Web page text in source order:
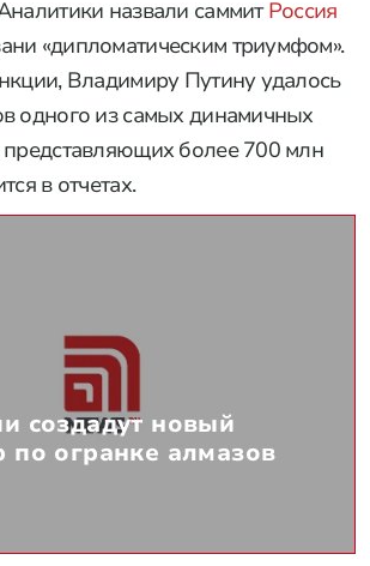
назвали саммитРоссия
«дипломатическим триумфом».
Владимиру Путину удалось
одного из самых динамичных
представляющих более 700 млн
в отчетах.
создадут новый
по огранке алмазов